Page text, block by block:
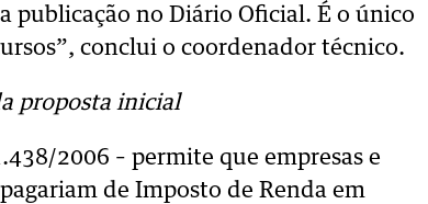
publicação no Diário Oficial. É o único
conclui o coordenador técnico.
proposta inicial
2006 – permite que empresas e
de Imposto de Renda em